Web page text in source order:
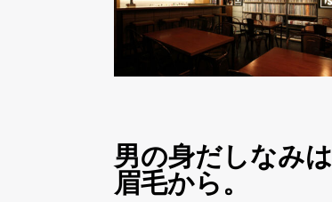
男の身だしなみは
眉毛から。